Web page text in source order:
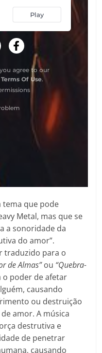
que pode
Metal, mas que se
a sonoridade da
do amor”.
traduzido para o
de Almas”ou “Quebra-
o poder de afetar
causando
ou destruição
amor. A música
destrutiva e
de penetrar
causando